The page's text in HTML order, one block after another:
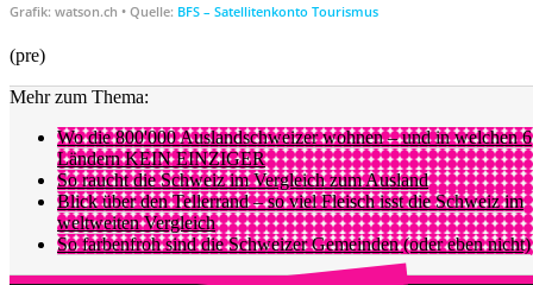
(pre)
Mehr zum Thema:
Wo die 800'000 Auslandschweizer wohnen – und in welchen 6
Ländern KEIN EINZIGER
So raucht die Schweiz im Vergleich zum Ausland
Blick über den Tellerrand – so viel Fleisch isst die Schweiz im
weltweiten Vergleich
So farbenfroh sind die Schweizer Gemeinden (oder eben nicht)